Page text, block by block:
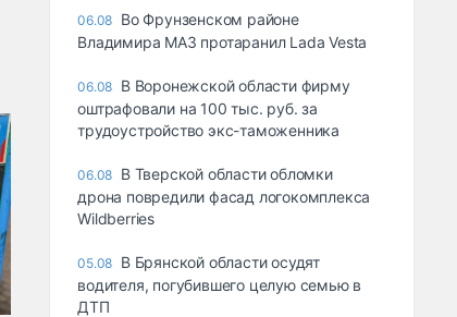
06.08 Во Фрунзенском районе
Владимира МАЗ протаранил Lada Vesta
06.08 В Воронежской области фирму
оштрафовали на 100 тыс. руб. за
трудоустройство экс-таможенника
06.08 В Тверской области обломки
дрона повредили фасад логокомплекса
Wildberries
05.08 В Брянской области осудят
водителя, погубившего целую семью в
ДТП